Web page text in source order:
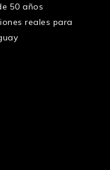
50 años
reales para